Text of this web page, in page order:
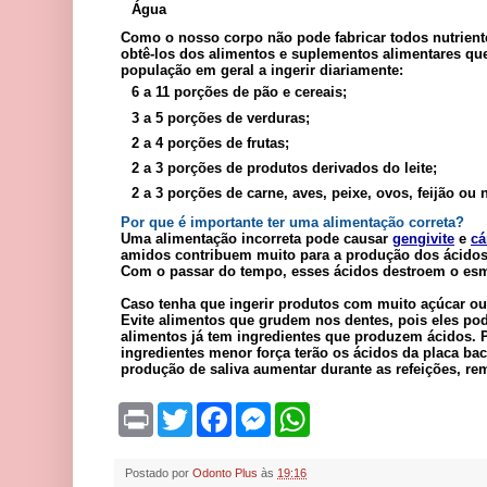
Água
Como o nosso corpo não pode fabricar todos
obtê-los dos alimentos e suplementos alimentares
população em geral a ingerir diariamente:
6 a 11 porções de pão e cereais;
3 a 5 porções de verduras;
2 a 4 porções de frutas;
2 a 3 porções de produtos derivados do leite;
2 a 3 porções de carne, aves, peixe, ovos, feijão ou
Por que é importante ter uma alimentação correta?
Uma alimentação incorreta pode causar gengivite e
amidos contribuem muito para a produção dos
Com o passar do tempo, esses ácidos destroem o
Caso tenha que ingerir produtos com muito açúcar
Evite alimentos que grudem nos dentes, pois eles
alimentos já tem ingredientes que produzem ácidos.
ingredientes menor força terão os ácidos da placa
produção de saliva aumentar durante as refeições,
t
w
t
b
M
e
Postado por Odonto Plus às 19:16